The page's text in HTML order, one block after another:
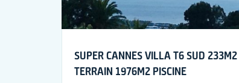
SUPER CANNES VILLA T6 SUD 233M2
TERRAIN 1976M2 PISCINE